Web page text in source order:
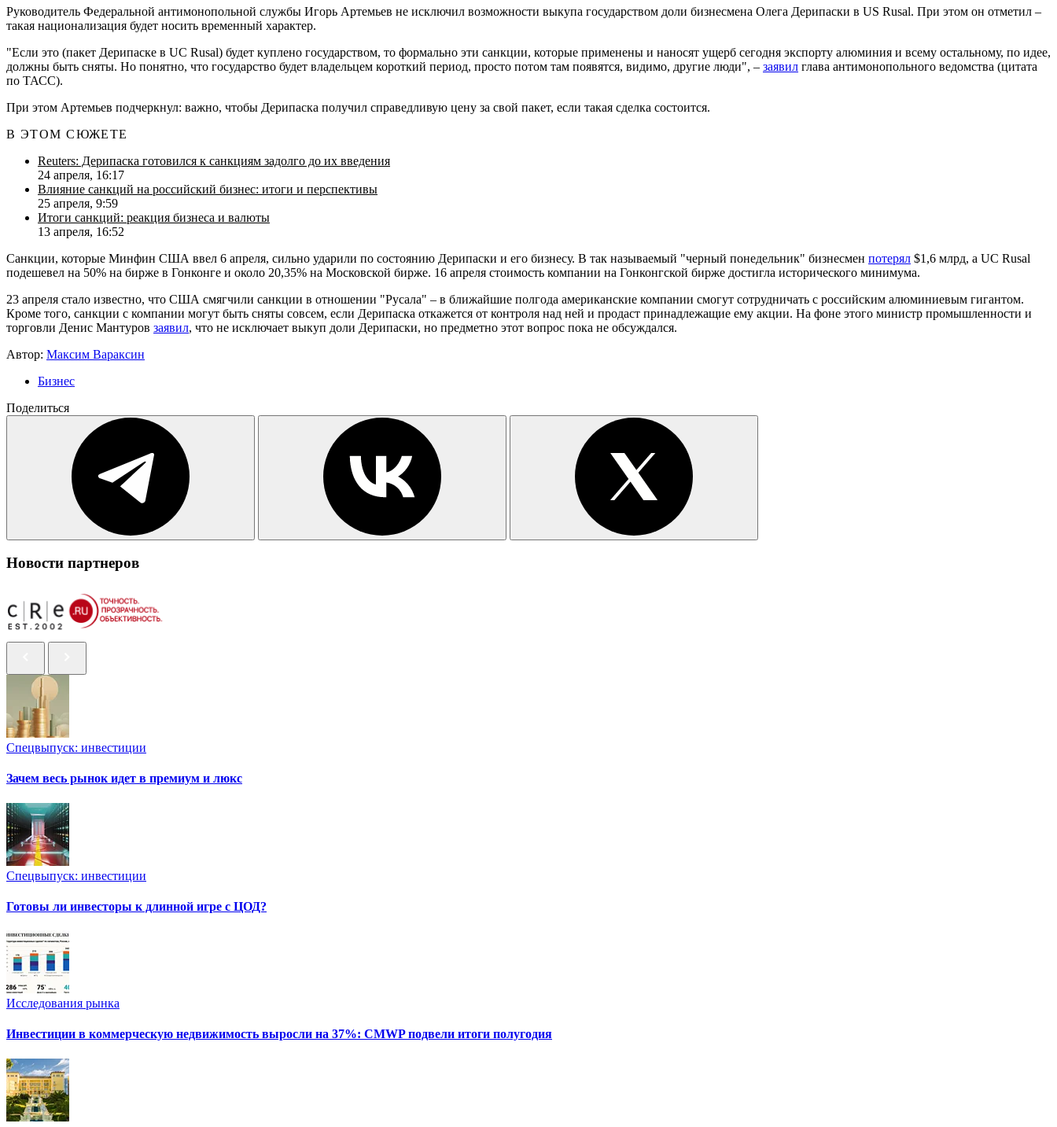
Руководитель Федеральной антимонопольной службы Игорь Артемьев не исключил возможности выкупа государством доли бизнесмена Олега Дерипаски в US Rusal. При этом он отметил –
такая национализация будет носить временный характер.
"Если это (пакет Дерипаске в UC Rusal) будет куплено государством, то формально эти санкции, которые применены и наносят ущерб сегодня экспорту алюминия и всему остальному, по идее,
должны быть сняты. Но понятно, что государство будет владельцем короткий период, просто потом там появятся, видимо, другие люди", – заявил глава антимонопольного ведомства (цитата
по ТАСС).
При этом Артемьев подчеркнул: важно, чтобы Дерипаска получил справедливую цену за свой пакет, если такая сделка состоится.
В ЭТОМ СЮЖЕТЕ
Reuters: Дерипаска готовился к санкциям задолго до их введения
24 апреля, 16:17
Влияние санкций на российский бизнес: итоги и перспективы
25 апреля, 9:59
Итоги санкций: реакция бизнеса и валюты
13 апреля, 16:52
Санкции, которые Минфин США ввел 6 апреля, сильно ударили по состоянию Дерипаски и его бизнесу. В так называемый "черный понедельник" бизнесмен потерял $1,6 млрд, а UC Rusal
подешевел на 50% на бирже в Гонконге и около 20,35% на Московской бирже. 16 апреля стоимость компании на Гонконгской бирже достигла исторического минимума.
23 апреля стало известно, что США смягчили санкции в отношении "Русала" – в ближайшие полгода американские компании смогут сотрудничать с российским алюминиевым гигантом.
Кроме того, санкции с компании могут быть сняты совсем, если Дерипаска откажется от контроля над ней и продаст принадлежащие ему акции. На фоне этого министр промышленности и
торговли Денис Мантуров заявил, что не исключает выкуп доли Дерипаски, но предметно этот вопрос пока не обсуждался.
Автор: Максим Вараксин
Бизнес
Поделиться
Новости партнеров
Спецвыпуск: инвестиции
Зачем весь рынок идет в премиум и люкс
Спецвыпуск: инвестиции
Готовы ли инвесторы к длинной игре с ЦОД?
Исследования рынка
Инвестиции в коммерческую недвижимость выросли на 37%: CMWP подвели итоги полугодия